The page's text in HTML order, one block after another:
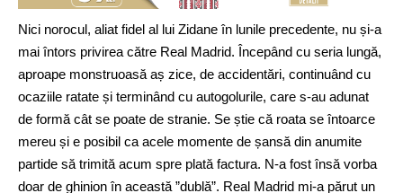
Nici norocul, aliat fidel al lui Zidane în lunile precedente, nu și-a
mai întors privirea către Real Madrid. Începând cu seria lungă,
aproape monstruoasă aș zice, de accidentări, continuând cu
ocaziile ratate și terminând cu autogolurile, care s-au adunat
de formă cât se poate de stranie. Se știe că roata se întoarce
mereu și e posibil ca acele momente de șansă din anumite
partide să trimită acum spre plată factura. N-a fost însă vorba
doar de ghinion în această ”dublă”. Real Madrid mi-a părut un